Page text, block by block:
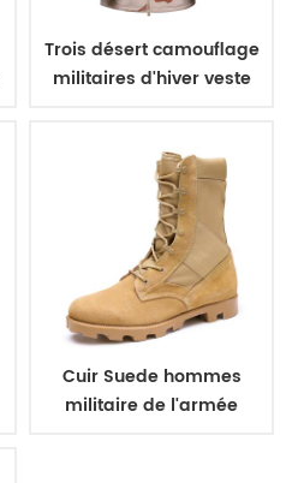
Trois désert camouflage
militaires d'hiver veste
Cuir Suede hommes
militaire de l'armée